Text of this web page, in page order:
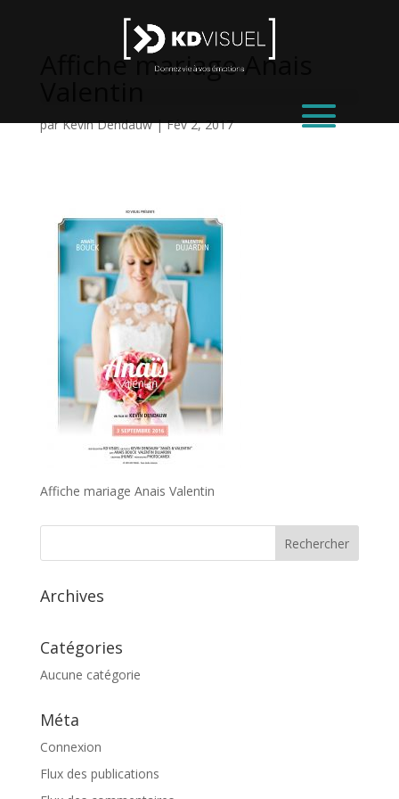
Affiche mariage Anais
parKevin Dendauw|Fév 2, 2017
Affiche mariage Anais Valentin
Archives
Catégories
Aucune catégorie
Méta
Connexion
Flux des publications